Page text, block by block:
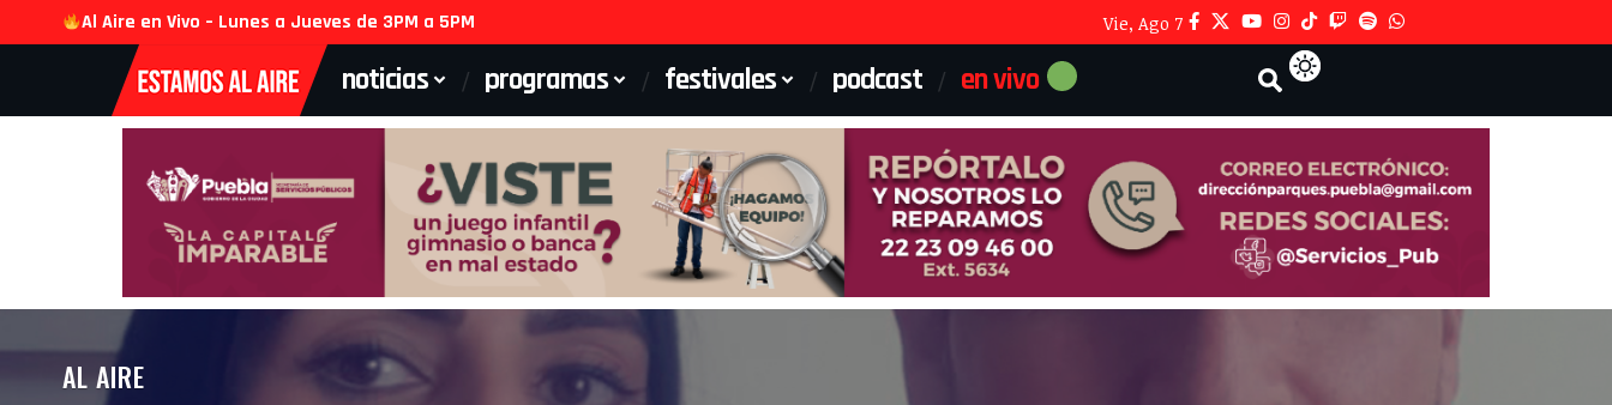
Al Aire en Vivo – Lunes a Jueves de 3PM a 5PM Vie, Ago 7
noticias programas festivales podcast en vivo
AL AIRE